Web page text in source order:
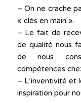
– On ne crache
« clés en main ».
– Le fait de
de qualité nous
de nous
compétences
– L’inventivité et
inspiration pour